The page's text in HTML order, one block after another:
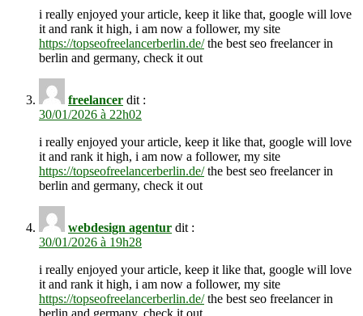
i really enjoyed your article, keep it like that, google will love
it and rank it high, i am now a follower, my site
https://topseofreelancerberlin.de/the best seo freelancer in
berlin and germany, check it out
freelancer dit :
30/01/2026 à 22h02
i really enjoyed your article, keep it like that, google will love
it and rank it high, i am now a follower, my site
https://topseofreelancerberlin.de/the best seo freelancer in
berlin and germany, check it out
webdesign agentur dit :
30/01/2026 à 19h28
i really enjoyed your article, keep it like that, google will love
it and rank it high, i am now a follower, my site
https://topseofreelancerberlin.de/the best seo freelancer in
berlin and germany, check it out